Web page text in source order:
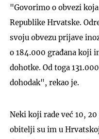
"Govorimo o obvezi
Republike Hrvatske.
svoju obvezu prijave
o 184.000 građana koji
dohotke. Od toga
dohodak", rekao je.
Neki koji rade već 10,
obitelji su im u